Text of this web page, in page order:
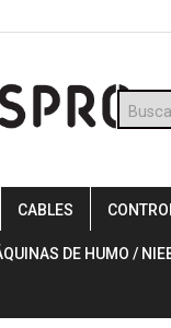
de
CABLES
DE HUMO /